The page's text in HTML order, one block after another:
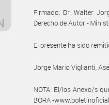
Firmado: Dr. Walter
Derecho de Autor -
El presente ha sido
Jorge Mario Viglianti,
NOTA: El/los Anexo/s
BORA -